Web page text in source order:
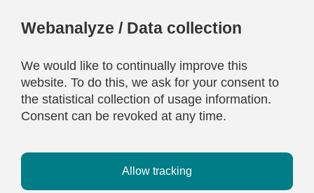
Webanalyze / Data collection
We would like to continually improve this
website. To do this, we ask for your consent to
the statistical collection of usage information.
Consent can be revoked at any time.
Allow tracking